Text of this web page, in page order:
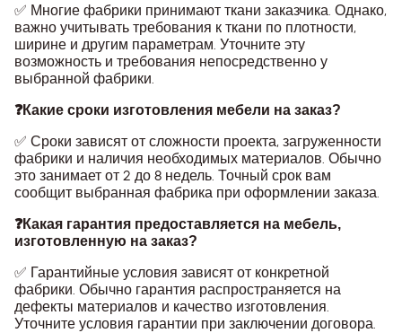
✅ Многие фабрики принимают ткани заказчика. Однако,
важно учитывать требования к ткани по плотности,
ширине и другим параметрам. Уточните эту
возможность и требования непосредственно у
выбранной фабрики.
❓Какие сроки изготовления мебели на заказ?
✅ Сроки зависят от сложности проекта, загруженности
фабрики и наличия необходимых материалов. Обычно
это занимает от 2 до 8 недель. Точный срок вам
сообщит выбранная фабрика при оформлении заказа.
❓Какая гарантия предоставляется на мебель,
изготовленную на заказ?
✅ Гарантийные условия зависят от конкретной
фабрики. Обычно гарантия распространяется на
дефекты материалов и качество изготовления.
Уточните условия гарантии при заключении договора.